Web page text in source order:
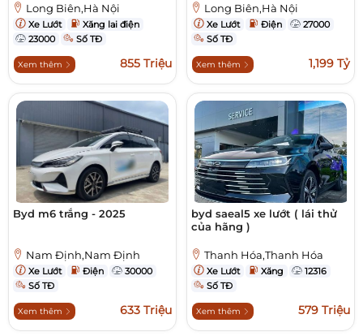
Long Biên,Hà Nội
Xe Lướt
Xăng lai điện
23000
Số TĐ
Xem thêm 855 Triệu
Long Biên,Hà Nội
Xe Lướt Điện
27000
Số TĐ
Xem thêm 1,199 Tỷ
Byd m6 trắng - 2025
Nam Định,Nam Định
Xe Lướt Điện
30000
Số TĐ
Xem thêm 633 Triệu
byd saeal5 xe lướt ( lái thử
của hãng )
Thanh Hóa,Thanh Hóa
Xe Lướt Xăng
12316
Số TĐ
Xem thêm 579 Triệu